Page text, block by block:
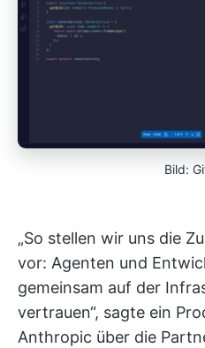
Bild:
„So stellen wir uns die
vor: Agenten und
gemeinsam auf der
vertrauen“, sagte ein
Anthropic über die